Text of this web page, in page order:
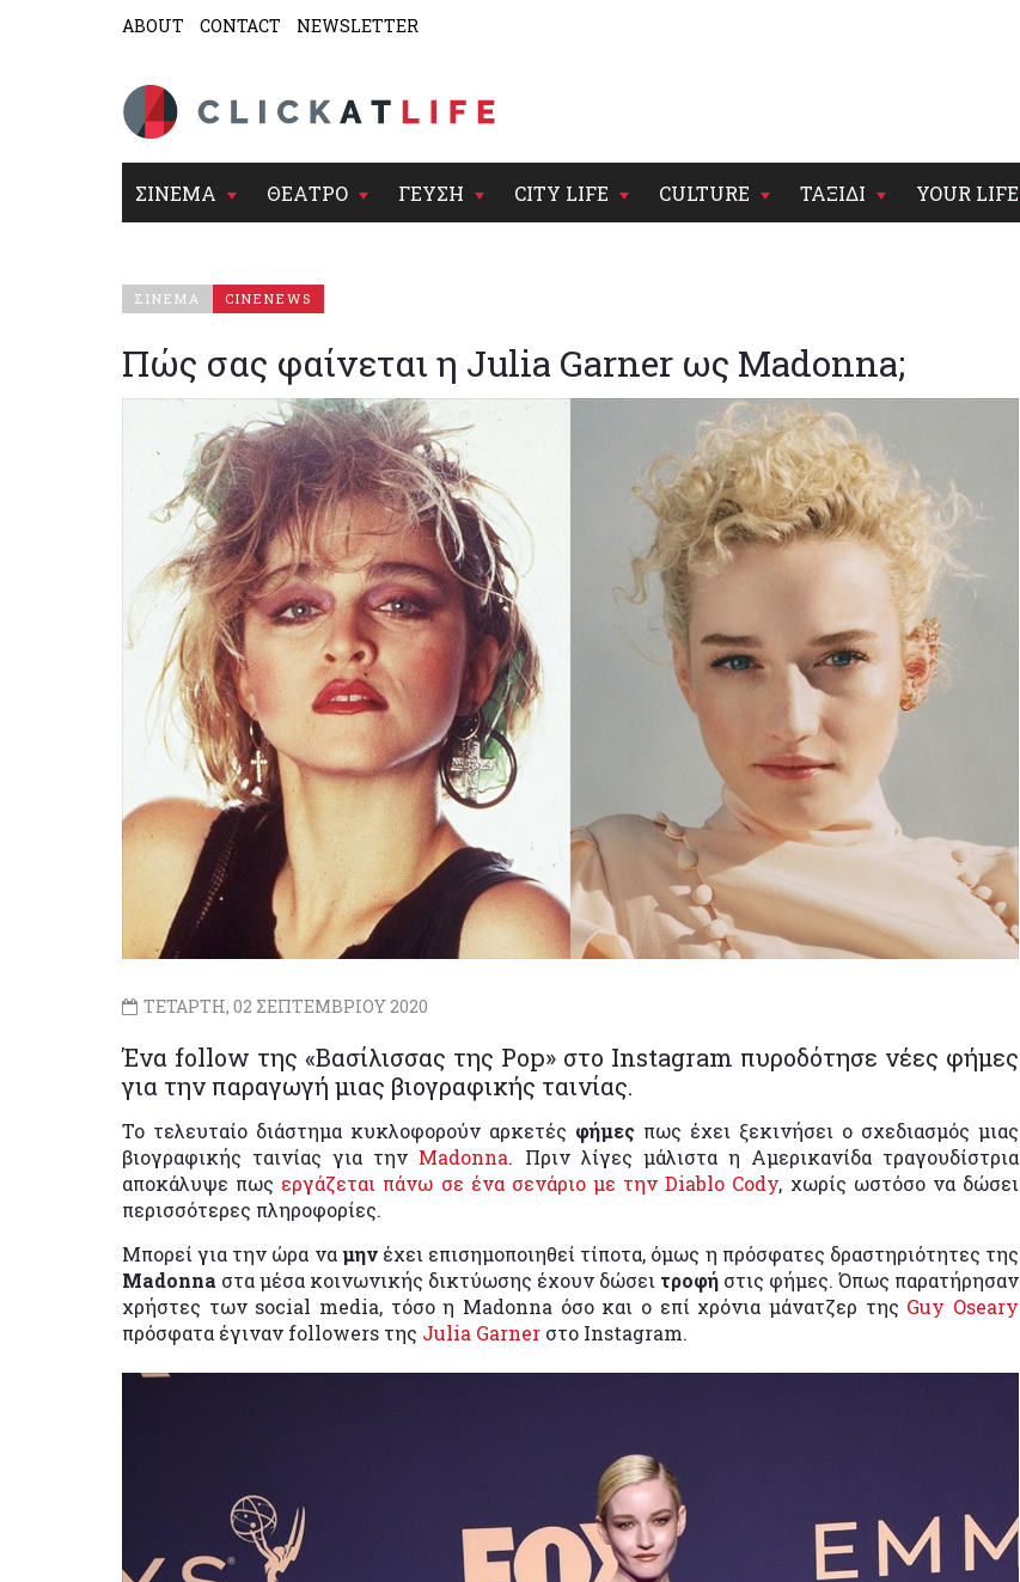
ABOUT CONTACT NEWSLETTER
ΣΙΝΕΜΑ ΘΕΑΤΡΟ ΓΕΥΣΗ CITY LIFE CULTURE ΤΑΞΙΔΙ YOUR LIFE
ΣΙΝΕΜΑ CINENEWS
Πώς σας φαίνεται η Julia Garner ως Madonna;
ΤΕΤΑΡΤΗ, 02 ΣΕΠΤΕΜΒΡΙΟΥ 2020
Ένα follow της «Βασίλισσας της Pop» στο Instagram πυροδότησε νέες φήμες
για την παραγωγή μιας βιογραφικής ταινίας.
Το τελευταίο διάστημα κυκλοφορούν αρκετές φήμες πως έχει ξεκινήσει ο σχεδιασμός μιας
βιογραφικής ταινίας για την Madonna. Πριν λίγες μάλιστα η Αμερικανίδα τραγουδίστρια
αποκάλυψε πως εργάζεται πάνω σε ένα σενάριο με την Diablo Cody, χωρίς ωστόσο να δώσει
περισσότερες πληροφορίες.
Μπορεί για την ώρα ναμην έχει επισημοποιηθεί τίποτα, όμως η πρόσφατες δραστηριότητες της
Madonna στα μέσα κοινωνικής δικτύωσης έχουν δώσει τροφή στις φήμες. Όπως παρατήρησαν
χρήστες των social media, τόσο η Madonna όσο και ο επί χρόνια μάνατζερ της Guy Oseary
πρόσφατα έγιναν followers της Julia Garner στο Instagram.